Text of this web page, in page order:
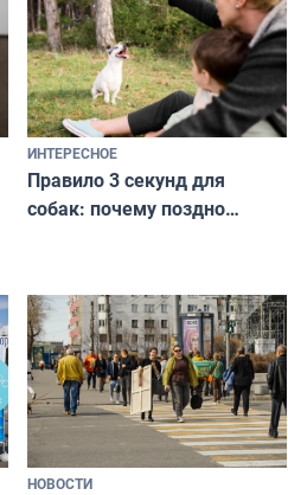
ИНТЕРЕСНОЕ
Правило 3 секунд для
собак: почему поздно
питомцу всё сразу и без
криков
НОВОСТИ